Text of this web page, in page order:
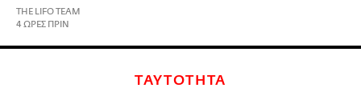
THE LIFO TEAM
4 ΩΡΕΣ ΠΡΙΝ
ΤΑΥΤΟΤΗΤΑ